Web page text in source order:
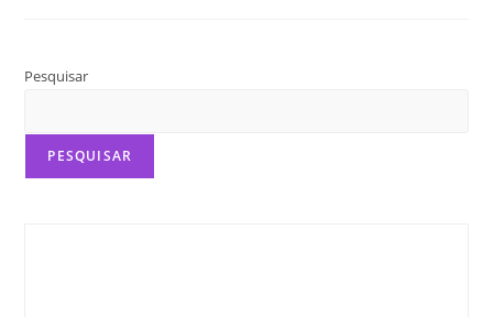
Pesquisar
PESQUISAR